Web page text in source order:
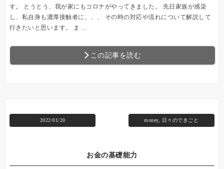
す。 とうとう、我が家にもコロナがやってきました。 先日家族が感染
し、私自身も濃厚接触者に、、、 その時の対応や流れについて解説して
行きたいと思います。 ま ...
この記事を読む
2022/01/20 money, 日々のできごと
お金の基礎能力